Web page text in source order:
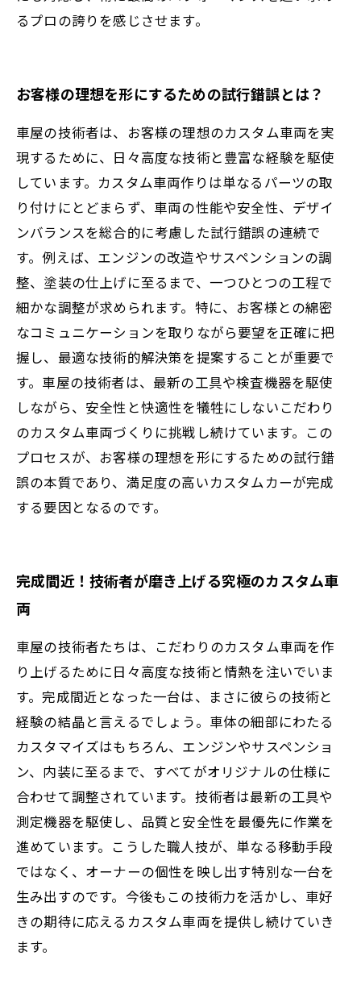
るプロの誇りを感じさせます。
お客様の理想を形にするための試行錯誤とは？
車屋の技術者は、お客様の理想のカスタム車両を実
現するために、日々高度な技術と豊富な経験を駆使
しています。カスタム車両作りは単なるパーツの取
り付けにとどまらず、車両の性能や安全性、デザイ
ンバランスを総合的に考慮した試行錯誤の連続で
す。例えば、エンジンの改造やサスペンションの調
整、塗装の仕上げに至るまで、一つひとつの工程で
細かな調整が求められます。特に、お客様との綿密
なコミュニケーションを取りながら要望を正確に把
握し、最適な技術的解決策を提案することが重要で
す。車屋の技術者は、最新の工具や検査機器を駆使
しながら、安全性と快適性を犠牲にしないこだわり
のカスタム車両づくりに挑戦し続けています。この
プロセスが、お客様の理想を形にするための試行錯
誤の本質であり、満足度の高いカスタムカーが完成
する要因となるのです。
完成間近！技術者が磨き上げる究極のカスタム車
両
車屋の技術者たちは、こだわりのカスタム車両を作
り上げるために日々高度な技術と情熱を注いでいま
す。完成間近となった一台は、まさに彼らの技術と
経験の結晶と言えるでしょう。車体の細部にわたる
カスタマイズはもちろん、エンジンやサスペンショ
ン、内装に至るまで、すべてがオリジナルの仕様に
合わせて調整されています。技術者は最新の工具や
測定機器を駆使し、品質と安全性を最優先に作業を
進めています。こうした職人技が、単なる移動手段
ではなく、オーナーの個性を映し出す特別な一台を
生み出すのです。今後もこの技術力を活かし、車好
きの期待に応えるカスタム車両を提供し続けていき
ます。